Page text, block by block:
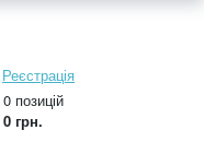
Реєстрація
0 позицій
0 грн.